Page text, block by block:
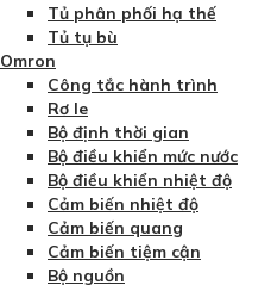
Tủ phân phối hạ thế
Tủ tụ bù
Omron
Công tắc hành trình
Rơ le
Bộ định thời gian
Bộ điều khiển mức nước
Bộ điều khiển nhiệt độ
Cảm biến nhiệt độ
Cảm biến quang
Cảm biến tiệm cận
Bộ nguồn